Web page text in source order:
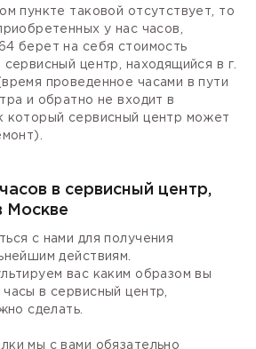
пункте таковой отсутствует, то
у нас часов,
берет на себя стоимость
центр, находящийся в г.
проведенное часами в пути
и обратно не входит в
который сервисный центр может
в сервисный центр,
Москве
с нами для получения
действиям.
вас каким образом вы
в сервисный центр,
сделать.
мы с вами обязательно